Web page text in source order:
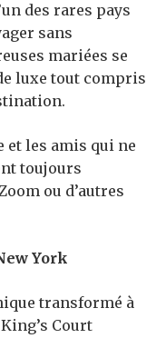
des rares pays
sans
mariées se
luxe tout compris
et les amis qui ne
toujours
ou d’autres
York
transformé à
Court